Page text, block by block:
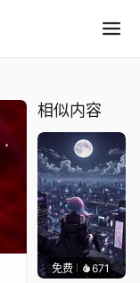
相似内容
免费 671鲨鲨啊